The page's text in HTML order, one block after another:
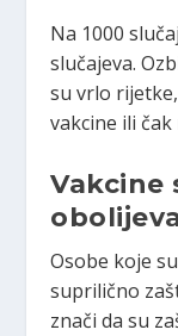
Na 1000
slučajeva.
su vrlo
vakcine ili čak
Vakcine
Osobe koje
suprilično
znači da su